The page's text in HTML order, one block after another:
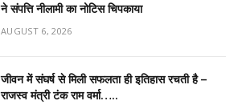
ने संपत्ति नीलामी का नोटिस चिपकाया
AUGUST 6, 2026
जीवन में संघर्ष से मिली सफलता ही इतिहास रचती है –
राजस्व मंत्री टंक राम वर्मा…..